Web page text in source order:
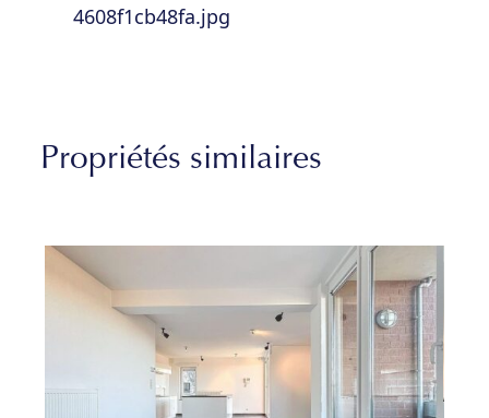
4608f1cb48fa.jpg
Propriétés similaires